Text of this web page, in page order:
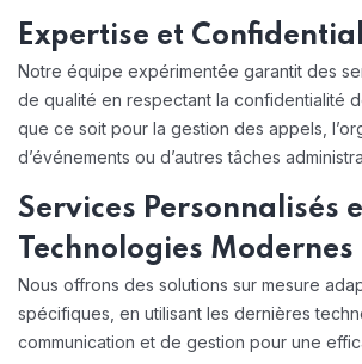
Expertise et
Notre équipe expérimentée garantit des
de qualité en respectant la confidentialité
que ce soit pour la gestion des appels,
d’événements ou d’autres tâches
Services Personnalisés
Technologies Modernes
Nous offrons des solutions sur mesure
spécifiques, en utilisant les dernières
communication et de gestion pour une